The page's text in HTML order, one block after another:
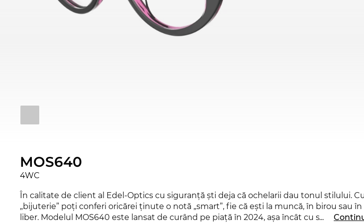
MOS640
4WC
În calitate de client al Edel-Optics cu siguranţă şti deja că ochelarii dau tonul stilului.
„bijuterie” poţi conferi oricărei ţinute o notă „smart”, fie că eşti la muncă, în birou sau
liber. Modelul MOS640 este lansat de curând pe piaţă în 2024, aşa încât cu siguranţă
...